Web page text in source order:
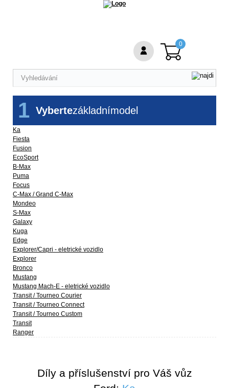
Vybertezákladnímodel
1
Ka
Fiesta
Fusion
EcoSport
B-Max
Puma
Focus
C-Max / Grand C-Max
Mondeo
S-Max
Galaxy
Kuga
Edge
Explorer/Capri - eletrické vozidlo
Explorer
Bronco
Mustang
Mustang Mach-E - eletrické vozidlo
Transit / Tourneo Courier
Transit / Tourneo Connect
Transit / Tourneo Custom
Transit
Ranger
Díly a příslušenství pro Váš vůz
0